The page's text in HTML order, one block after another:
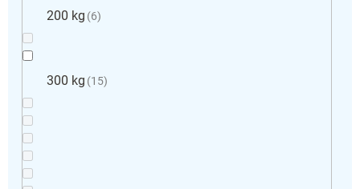
200 kg 6
300 kg 15